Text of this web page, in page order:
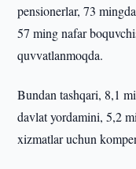
pensionerlar, 73
57 ming nafar
quvvatlanmoqda.
Bundan tashqari, 8,1
davlat yordamini, 5,2
xizmatlar uchun